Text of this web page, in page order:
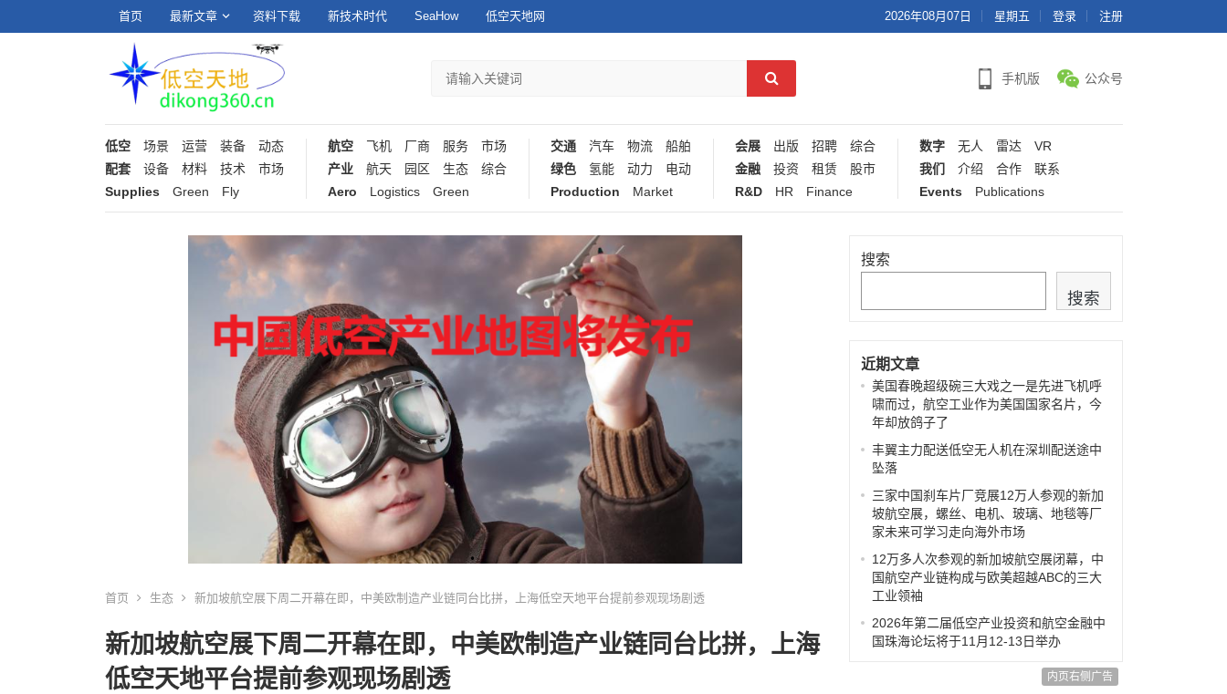
首页 最新文章 资料下载 新技术时代 SeaHow 低空天地网 2026年08月07日 星期五 登录 注册
手机版 公众号
低空 场景 运营 装备
动态
配套
设备 材料 技术
市场
Supplies
Green Fly
航空 飞机 厂商 服务
市场
产业
航天 园区 生态
综合
Aero
Logistics Green
交通 汽车 物流
船舶
绿色
氢能 动力
电动
Production
Market
会展 出版 招聘
综合
金融
投资 租赁
股市
R&D
HR Finance
数字 无人 雷达
VR
我们
介绍 合作
联系
Events
Publications
首页 生态 新加坡航空展下周二开幕在即，中美欧制造产业链同台比拼，上海低空天地平台提前参观现场剧透
新加坡航空展下周二开幕在即，中美欧制造产业链同台比拼，上海
低空天地平台提前参观现场剧透
搜索
搜索
近期文章
美国春晚超级碗三大戏之一是先进飞机呼
啸而过，航空工业作为美国国家名片，今
年却放鸽子了
丰翼主力配送低空无人机在深圳配送途中
坠落
三家中国刹车片厂竞展12万人参观的新加
坡航空展，螺丝、电机、玻璃、地毯等厂
家未来可学习走向海外市场
12万多人次参观的新加坡航空展闭幕，中
国航空产业链构成与欧美超越ABC的三大
工业领袖
2026年第二届低空产业投资和航空金融中
国珠海论坛将于11月12-13日举办
内页右侧广告